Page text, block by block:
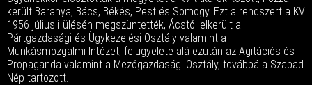
került Baranya, Bács, Békés, Pest és Somogy. Ezt a rendszert a KV
1956 július i ülésén megszüntették, Ácstól elkerült a
Pártgazdasági és Ügykezelési Osztály valamint a
Munkásmozgalmi Intézet; felügyelete alá ezután az Agitációs és
Propaganda valamint a Mezőgazdasági Osztály, továbbá a Szabad
Nép tartozott.